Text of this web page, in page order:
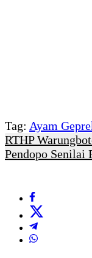
Tag: Ayam
RTHP
Pendopo Senilai